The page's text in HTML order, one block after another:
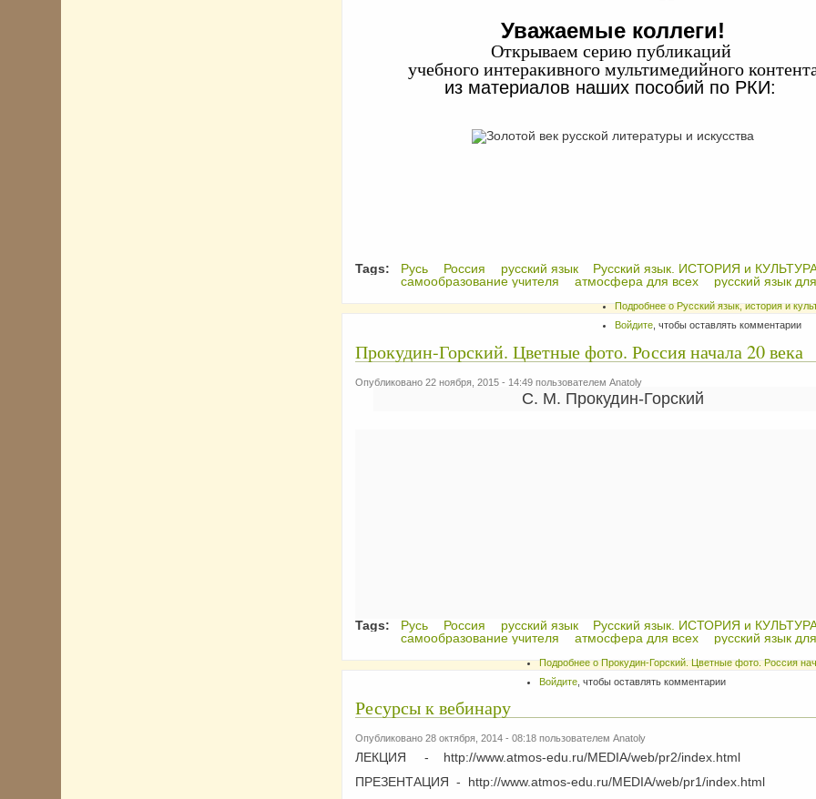
Уважаемые коллеги!
Открываем серию публикаций
учебного интеракивного мультимедийного
из материалов наших пособий по РКИ:
Tags: Русь Россия русский язык
Русский язык. ИСТОРИЯ и
самообразование учителя
атмосфера для всех русский язык
Подробнеео Русский язык, история и
Войдите , чтобы оставлять комментарии
Прокудин-Горский. Цветные фото. Россия начала 20 века
Опубликовано 22 ноября, 2015 - 14:49 пользователем Anatoly
С. М. Прокудин-Горский
Tags: Русь Россия русский язык
Русский язык. ИСТОРИЯ и
самообразование учителя
атмосфера для всех русский язык
Подробнеео Прокудин-Горский. Цветные фото. Россия
Войдите , чтобы оставлять комментарии
Ресурсы к вебинару
Опубликовано 28 октября, 2014 - 08:18 пользователем Anatoly
ЛЕКЦИЯ - http://www.atmos-edu.ru/MEDIA/web/pr2/index.html
ПРЕЗЕНТАЦИЯ - http://www.atmos-edu.ru/MEDIA/web/pr1/index.html